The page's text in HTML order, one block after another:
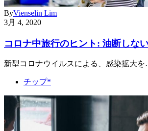
ByVienselin Lim
3月 4, 2020
コロナ中旅行のヒント: 油断しな
新型コロナウイルスによる、感染拡大
チップ*